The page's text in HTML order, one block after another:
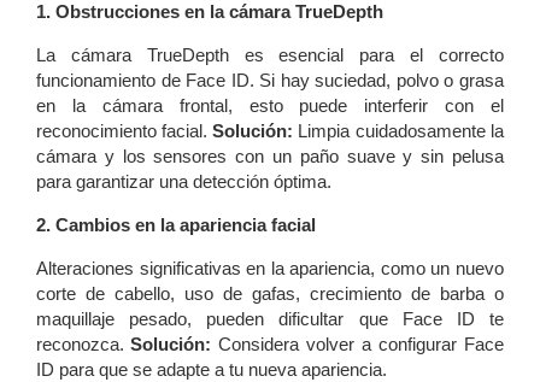
1. Obstrucciones en la cámara TrueDepth
La cámara TrueDepth es esencial para el correcto
funcionamiento de Face ID. Si hay suciedad, polvo o grasa
en la cámara frontal, esto puede interferir con el
reconocimiento facial. Solución: Limpia cuidadosamente la
cámara y los sensores con un paño suave y sin pelusa
para garantizar una detección óptima.
2. Cambios en la apariencia facial
Alteraciones significativas en la apariencia, como un nuevo
corte de cabello, uso de gafas, crecimiento de barba o
maquillaje pesado, pueden dificultar que Face ID te
reconozca. Solución: Considera volver a configurar Face
ID para que se adapte a tu nueva apariencia.